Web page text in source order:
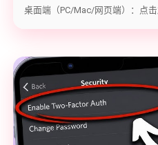
启教程与获取ID指南
桌面端（PC/Mac/网页端）：点